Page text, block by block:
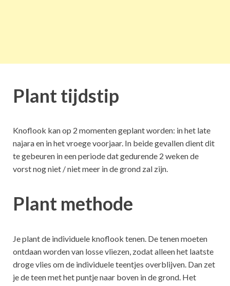
Plant tijdstip
Knoflook kan op 2 momenten geplant worden: in het late
najara en in het vroege voorjaar. In beide gevallen dient dit
te gebeuren in een periode dat gedurende 2 weken de
vorst nog niet / niet meer in de grond zal zijn.
Plant methode
Je plant de individuele knoflook tenen. De tenen moeten
ontdaan worden van losse vliezen, zodat alleen het laatste
droge vlies om de individuele teentjes overblijven. Dan zet
je de teen met het puntje naar boven in de grond. Het